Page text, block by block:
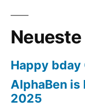
Happy bday
AlphaBen
2025